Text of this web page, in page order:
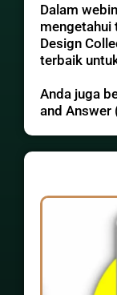
Dalam
mengetahui
Design
terbaik
Anda juga
and Answer